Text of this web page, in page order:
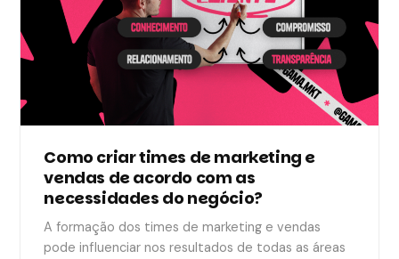
Como criar times de marketing e
vendas de acordo com as
necessidades do negócio?
A formação dos times de marketing e vendas
pode influenciar nos resultados de todas as áreas